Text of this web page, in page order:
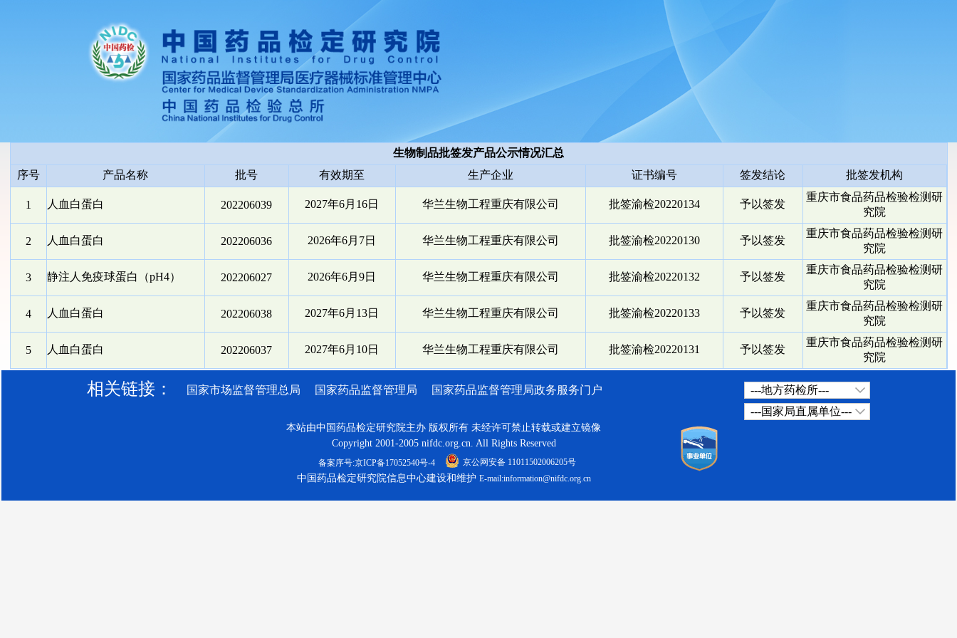
生物制品批签发产品公示情况汇总
序号
产品名称 批号 有效期至 生产企业 证书编号 签发结论 批签发机构
1 人血白蛋白 202206039 2027年6月16日 华兰生物工程重庆有限公司 批签渝检20220134 予以签发
重庆市食品药品检验检测研
究院
2 人血白蛋白 202206036 2026年6月7日 华兰生物工程重庆有限公司 批签渝检20220130 予以签发
重庆市食品药品检验检测研
究院
3 静注人免疫球蛋白（pH4） 202206027 2026年6月9日 华兰生物工程重庆有限公司 批签渝检20220132 予以签发
重庆市食品药品检验检测研
究院
4 人血白蛋白 202206038 2027年6月13日 华兰生物工程重庆有限公司 批签渝检20220133 予以签发
重庆市食品药品检验检测研
究院
5 人血白蛋白 202206037 2027年6月10日 华兰生物工程重庆有限公司 批签渝检20220131 予以签发
重庆市食品药品检验检测研
究院
相关链接： 国家市场监督管理总局 国家药品监督管理局 国家药品监督管理局政务服务门户
---地方药检所---
---国家局直属单位---
本站由中国药品检定研究院主办 版权所有 未经许可禁止转载或建立镜像
Copyright 2001-2005 nifdc.org.cn. All Rights Reserved
备案序号:京ICP备17052540号-4 京公网安备 11011502006205号
中国药品检定研究院信息中心建设和维护 E-mail:information@nifdc.org.cn